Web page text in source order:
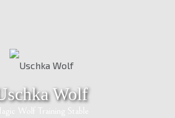
Wolf
Wolf Training Stable